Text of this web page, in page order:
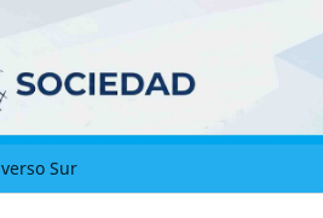
Sur